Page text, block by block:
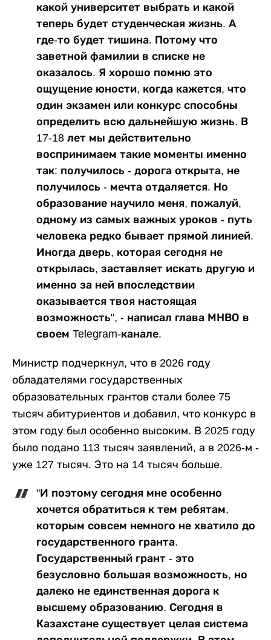
какой университет выбрать и какой
теперь будет студенческая жизнь. А
где-то будет тишина. Потому что
заветной фамилии в списке не
оказалось. Я хорошо помню это
ощущение юности, когда кажется, что
один экзамен или конкурс способны
определить всю дальнейшую жизнь. В
17-18 лет мы действительно
воспринимаем такие моменты именно
так: получилось - дорога открыта, не
получилось - мечта отдаляется. Но
образование научило меня, пожалуй,
одному из самых важных уроков - путь
человека редко бывает прямой линией.
Иногда дверь, которая сегодня не
открылась, заставляет искать другую и
именно за ней впоследствии
оказывается твоя настоящая
возможность", - написал глава МНВО в
своем Telegram-канале.
Министр подчеркнул, что в 2026 году
обладателями государственных
образовательных грантов стали более 75
тысяч абитуриентов и добавил, что конкурс в
этом году был особенно высоким. В 2025 году
было подано 113 тысяч заявлений, а в 2026-м -
уже 127 тысяч. Это на 14 тысяч больше.
"И поэтому сегодня мне особенно
хочется обратиться к тем ребятам,
которым совсем немного не хватило до
государственного гранта.
Государственный грант - это
безусловно большая возможность, но
далеко не единственная дорога к
высшему образованию. Сегодня в
Казахстане существует целая система